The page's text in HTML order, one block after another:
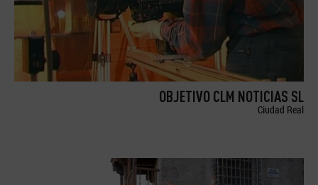
OBJETIVO CLM NOTICIAS SL
Ciudad Real